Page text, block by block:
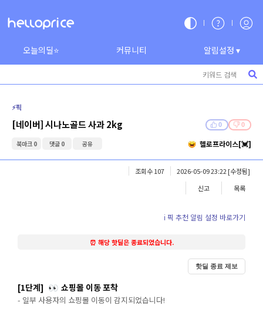
오늘의딜⭐ 커뮤니티 알림설정 ▾
⚡️픽
[네이버] 시나노골드 사과 2kg 0 0
북마크 0 댓글 0 공유 헬로프라이스[💓]
조회수 107 2026-05-09 23:22 [수정됨]
신고
목록
ℹ️ 픽 추천 알림 설정 바로가기
⏰ 해당 핫딜은 종료되었습니다.
핫딜 종료 제보
[1단계] 👀 쇼핑몰 이동 포착
- 일부 사용자의 쇼핑몰 이동이 감지되었습니다!